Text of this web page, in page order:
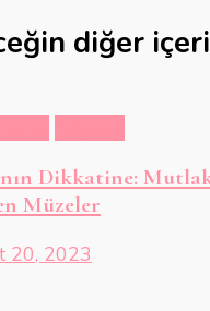
diğer
Dikkatine:
Müzeler
20, 2023